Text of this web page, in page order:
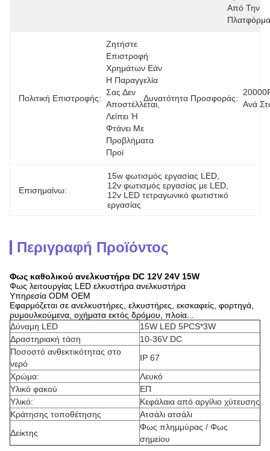
Από Την
Πολιτική Επιστροφής:
Ζητήστε
Επιστροφή
Χρημάτων Εάν
Η Παραγγελία
Σας Δεν
Αποστέλλεται,
Λείπει Ή
Φτάνει Με
Προβλήματα
Προϊ
Δυνατότητα Προσφοράς:
Ανά
Επισημαίνω:
15w φωτισμός εργασίας LED
12v φωτισμός εργασίας με LED
12v LED τετραγωνικό φωτιστικό
εργασίας
Περιγραφή Προϊόντος
Φως καθολικού ανελκυστήρα DC 12V 24V 15W
Φως λειτουργίας LED ελκυστήρα ανελκυστήρα
Υπηρεσία ODM OEM
Εφαρμόζεται σε ανελκυστήρες, ελκυστήρες, εκσκαφείς, φορτηγά,
ρυμουλκούμενα, οχήματα εκτός δρόμου, πλοία...
Δύναμη LED
15W LED 5PCS*3W
Δραστηριακή τάση
10-36V DC
Ποσοστό ανθεκτικότητας στο
νερό
IP 67
Χρώμα:
Λευκό
Υλικό φακού
ΕΠ
Υλικό:
Κεφάλαια από αργίλιο χύτευσης
Κράτησης τοποθέτησης
Ατσάλι ατσάλι
Δείκτης
Φως πλημμύρας / Φως
σημείου